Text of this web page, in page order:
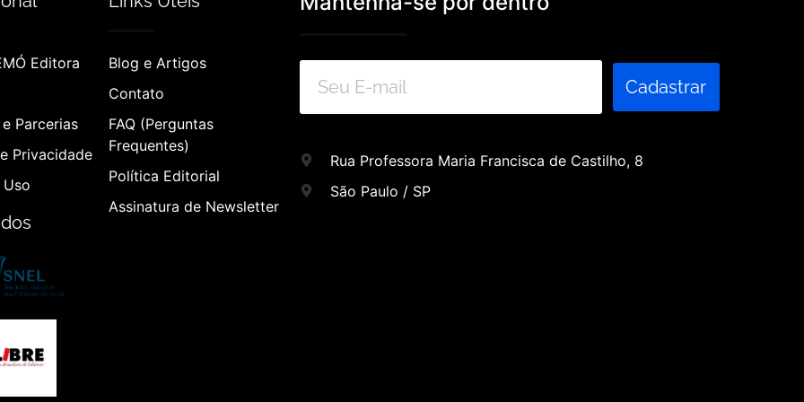
Editora
Parcerias
Privacidade
Blog e Artigos
Contato
FAQ (Perguntas
Frequentes)
Política Editorial
Assinatura de Newsletter
Cadastrar
Rua Professora Maria Francisca de Castilho, 8
São Paulo / SP